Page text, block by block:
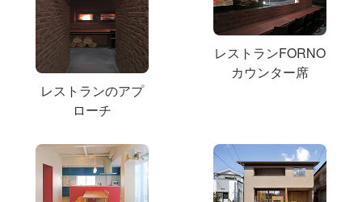
レストランのアプ
ローチ
レストランFORNO
カウンター席